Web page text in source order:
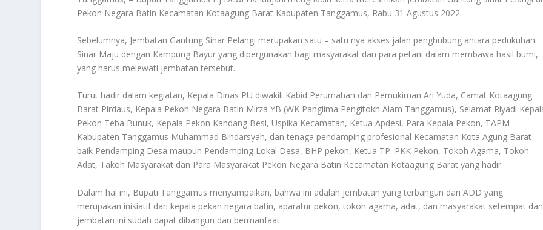
Pekon Negara Batin Kecamatan Kotaagung Barat Kabupaten Tanggamus, Rabu 31 Agustus 2022.
Sebelumnya, Jembatan Gantung Sinar Pelangi merupakan satu – satu nya akses jalan penghubung antara pedukuhan
Sinar Maju dengan Kampung Bayur yang dipergunakan bagi masyarakat dan para petani dalam membawa hasil bumi,
yang harus melewati jembatan tersebut.
Turut hadir dalam kegiatan, Kepala Dinas PU diwakili Kabid Perumahan dan Pemukiman Ari Yuda, Camat Kotaagung
Barat Pirdaus, Kepala Pekon Negara Batin Mirza YB (WK Panglima Pengitokh Alam Tanggamus), Selamat Riyadi
Pekon Teba Bunuk, Kepala Pekon Kandang Besi, Uspika Kecamatan, Ketua Apdesi, Para Kepala Pekon, TAPM
Kabupaten Tanggamus Muhammad Bindarsyah, dan tenaga pendamping profesional Kecamatan Kota Agung Barat
baik Pendamping Desa maupun Pendamping Lokal Desa, BHP pekon, Ketua TP. PKK Pekon, Tokoh Agama, Tokoh
Adat, Takoh Masyarakat dan Para Masyarakat Pekon Negara Batin Kecamatan Kotaagung Barat yang hadir.
Dalam hal ini, Bupati Tanggamus menyampaikan, bahwa ini adalah jembatan yang terbangun dari ADD yang
merupakan inisiatif dari kepala pekan negara batin, aparatur pekon, tokoh agama, adat, dan masyarakat setempat dan
jembatan ini sudah dapat dibangun dan bermanfaat.